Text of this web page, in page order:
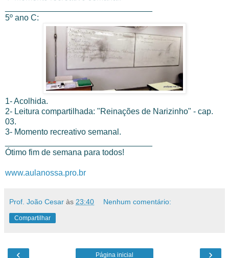
5º ano C:
1- Acolhida.
2- Leitura compartilhada: "Reinações de Narizinho" - cap.
03.
3- Momento recreativo semanal.
Ótimo fim de semana para todos!
www.aulanossa.pro.br
Prof. João Cesar às 23:40 Nenhum comentário:
Compartilhar
‹ ›
Página inicial